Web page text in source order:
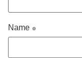
Name *